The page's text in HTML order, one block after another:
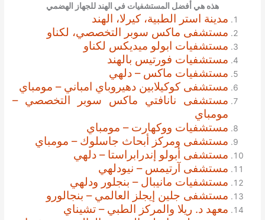
هذه هي أفضل المستشفيات في الهند للجهاز الهضمي
مدينة استر الطبية، كيرلا، الهند
مستشفى ماكس سوبر التخصصي، لكناو
مستشفيات ابولو ميديكس لكناو
مستشفيات فورتيس بالهند
مستشفيات ماكس – دلهي
مستشفى كوكيلابين دهيروباي امباني – مومباي
مستشفى نانافتي ماكس سوبر التخصصي –
مومباي
مستشفيات ووكهارت – مومباي
مستشفى ومركز أبحاث جاسلوك – مومباي
مستشفى أبولو إندرابراستا – دلهي
مستشفى آرتيمس – نيودلهي
مستشفيات مانيبال – بنجلور ودلهي
مستشفى جلين إيجلز العالمي – بنجالورو
معهد د. ريلا والمركز الطبي – تشيناي